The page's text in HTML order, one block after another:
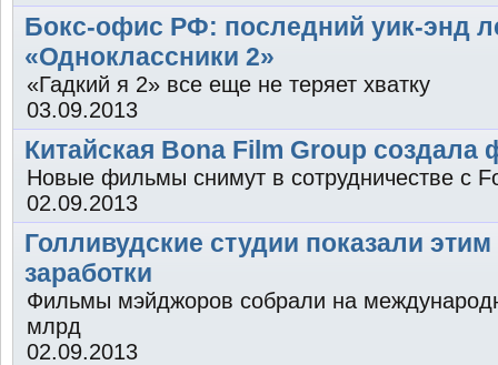
Бокс-офис РФ: последний уик-энд
«Одноклассники 2»
«Гадкий я 2» все еще не теряет хватку
03.09.2013
Китайская Bona Film Group создала
Новые фильмы снимут в сотрудничестве с
02.09.2013
Голливудские студии показали
заработки
Фильмы мэйджоров собрали на
млрд
02.09.2013